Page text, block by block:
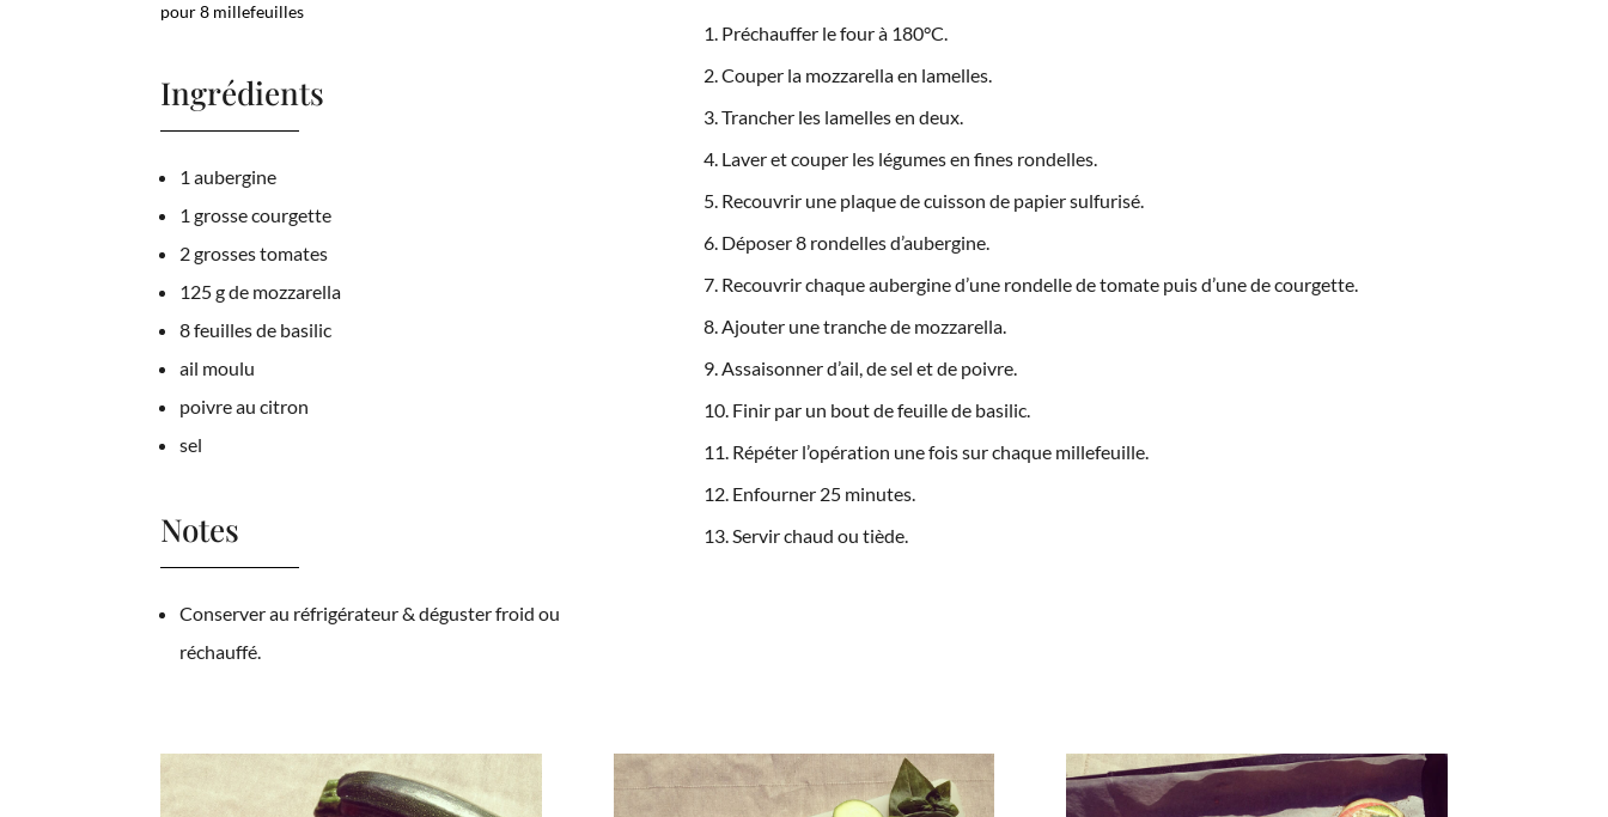
pour 8 millefeuilles
Ingrédients
1 aubergine
1 grosse courgette
2 grosses tomates
125 g de mozzarella
8 feuilles de basilic
ail moulu
poivre au citron
sel
Notes
Conserver au réfrigérateur & déguster froid ou
réchauffé.
Préchauffer le four à 180°C.
Couper la mozzarella en lamelles.
Trancher les lamelles en deux.
Laver et couper les légumes en fines rondelles.
Recouvrir une plaque de cuisson de papier sulfurisé.
Déposer 8 rondelles d’aubergine.
Recouvrir chaque aubergine d’une rondelle de tomate puis d’une de courgette.
Ajouter une tranche de mozzarella.
Assaisonner d’ail, de sel et de poivre.
Finir par un bout de feuille de basilic.
Répéter l’opération une fois sur chaque millefeuille.
Enfourner 25 minutes.
Servir chaud ou tiède.